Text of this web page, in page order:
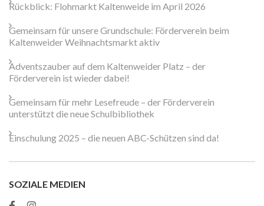
Rückblick: Flohmarkt Kaltenweide im April 2026
Gemeinsam für unsere Grundschule: Förderverein beim
Kaltenweider Weihnachtsmarkt aktiv
Adventszauber auf dem Kaltenweider Platz – der
Förderverein ist wieder dabei!
Gemeinsam für mehr Lesefreude – der Förderverein
unterstützt die neue Schulbibliothek
Einschulung 2025 – die neuen ABC-Schützen sind da!
SOZIALE MEDIEN